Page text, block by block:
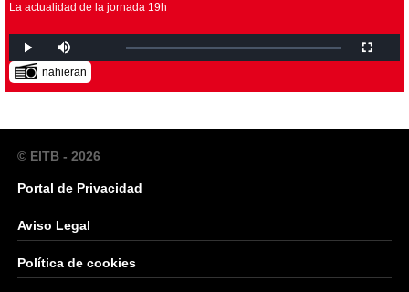
La actualidad de la jornada 19h
nahieran
© EITB - 2026
Portal de Privacidad
Aviso Legal
Política de cookies